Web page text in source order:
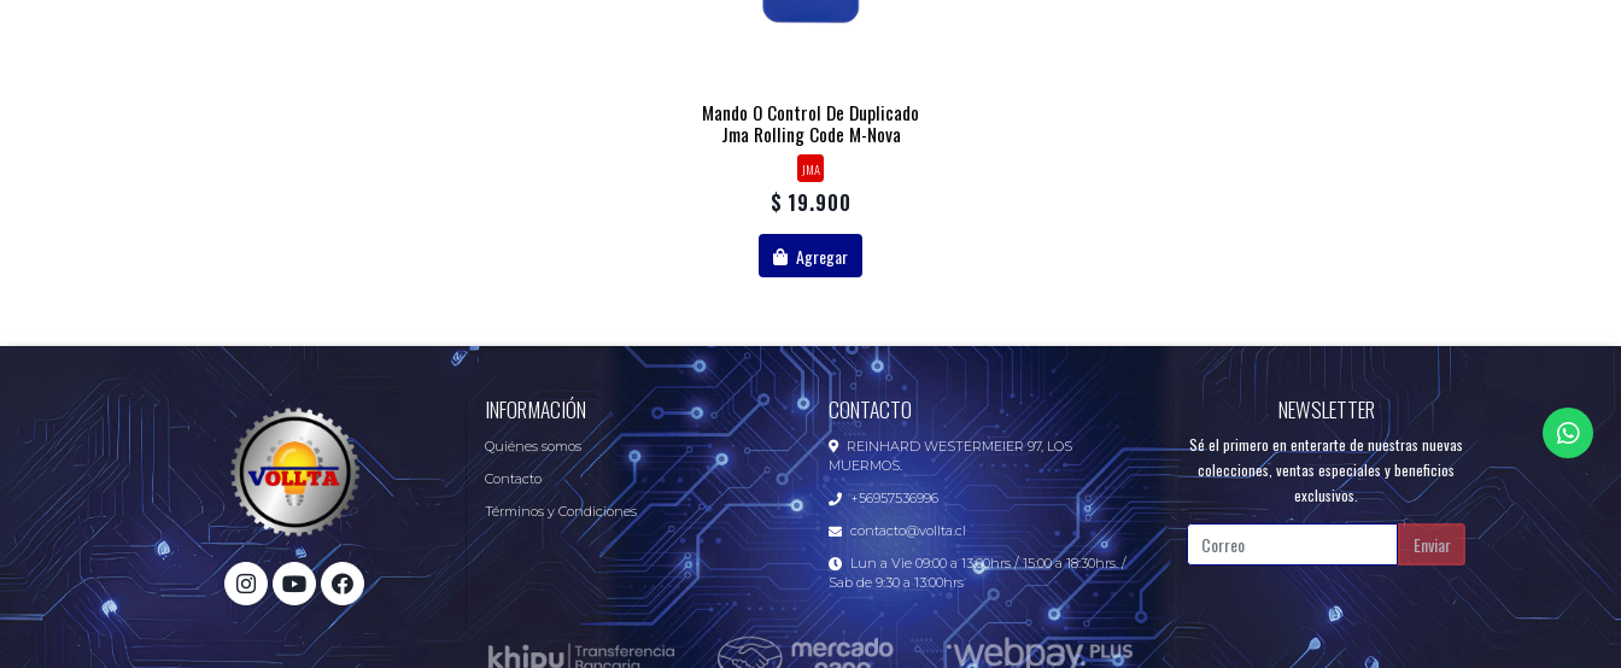
Mando O Control De Duplicado
Jma Rolling Code M-Nova
JMA
$ 19.900
Agregar
INFORMACIÓN
Quiénes somos
Contacto
Términos y Condiciones
CONTACTO
REINHARD WESTERMEIER 97, LOS
MUERMOS.
+56957536996
contacto@vollta.cl
Lun a Vie 09:00 a 13:00hrs / 15:00 a 18:30hrs. /
Sab de 9:30 a 13:00hrs
NEWSLETTER
Sé el primero en enterarte de nuestras nuevas
colecciones, ventas especiales y beneficios
exclusivos.
Enviar